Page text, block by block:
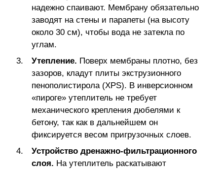
надежно спаивают. Мембрану обязательно
заводят на стены и парапеты (на высоту
около 30 см), чтобы вода не затекла по
углам.
Утепление. Поверх мембраны плотно, без
зазоров, кладут плиты экструзионного
пенополистирола (XPS). В инверсионном
«пироге» утеплитель не требует
механического крепления дюбелями к
бетону, так как в дальнейшем он
фиксируется весом пригрузочных слоев.
Устройство дренажно-фильтрационного
слоя. На утеплитель раскатывают